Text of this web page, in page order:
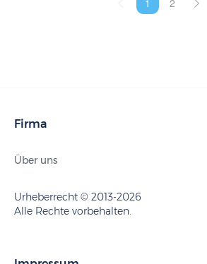
Firma
Über uns
Urheberrecht © 2013-2026
Alle Rechte vorbehalten.